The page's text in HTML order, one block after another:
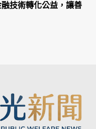
融技術轉化公益，讓善